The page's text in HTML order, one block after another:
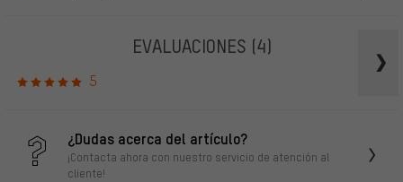
EVALUACIONES (4)
5
¿Dudas acerca del artículo?
¡Contacta ahora con nuestro servicio de atención al
cliente!